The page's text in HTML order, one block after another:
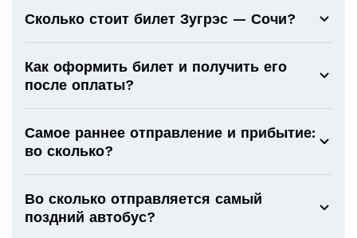
Сколько стоит билет Зугрэс — Сочи?
Как оформить билет и получить его
после оплаты?
Самое раннее отправление и прибытие:
во сколько?
Во сколько отправляется самый
поздний автобус?